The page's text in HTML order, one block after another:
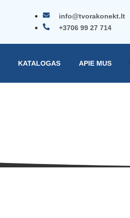
info@tvorakonekt.lt
+3706 99 27 714
KATALOGAS APIE MUS